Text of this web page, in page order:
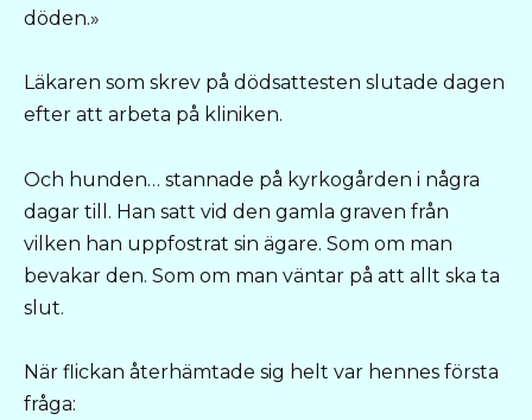
döden.»
Läkaren som skrev på dödsattesten slutade dagen
efter att arbeta på kliniken.
Och hunden… stannade på kyrkogården i några
dagar till. Han satt vid den gamla graven från
vilken han uppfostrat sin ägare. Som om man
bevakar den. Som om man väntar på att allt ska ta
slut.
När flickan återhämtade sig helt var hennes första
fråga: